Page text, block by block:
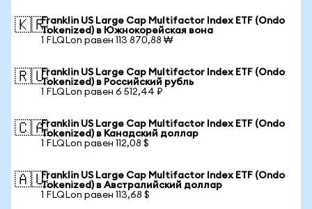
🇰🇷Franklin US Large Cap Multifactor Index ETF (Ondo
Tokenized) в Южнокорейская вона
1 FLQLon равен 113 870,88 ₩
🇷🇺Franklin US Large Cap Multifactor Index ETF (Ondo
Tokenized) в Российский рубль
1 FLQLon равен 6 512,44 ₽
🇨🇦Franklin US Large Cap Multifactor Index ETF (Ondo
Tokenized) в Канадский доллар
1 FLQLon равен 112,08 $
🇦🇺Franklin US Large Cap Multifactor Index ETF (Ondo
Tokenized) в Австралийский доллар
1 FLQLon равен 113,68 $